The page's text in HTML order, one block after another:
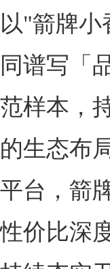
以"箭牌
同谱写「
范样本，
的生态布
平台，箭
性价比深